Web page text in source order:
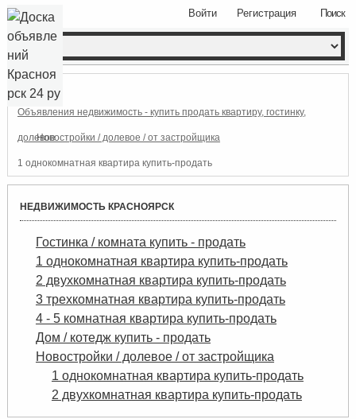
Поиск
Войти Регистрация
Объявления недвижимость - купить продать квартиру, гостинку,
долевое.Новостройки / долевое / от застройщика
1 однокомнатная квартира купить-продать
НЕДВИЖИМОСТЬ КРАСНОЯРСК
Гостинка / комната купить - продать
1 однокомнатная квартира купить-продать
2 двухкомнатная квартира купить-продать
3 трехкомнатная квартира купить-продать
4 - 5 комнатная квартира купить-продать
Дом / котедж купить - продать
Новостройки / долевое / от застройщика
1 однокомнатная квартира купить-продать
2 двухкомнатная квартира купить-продать